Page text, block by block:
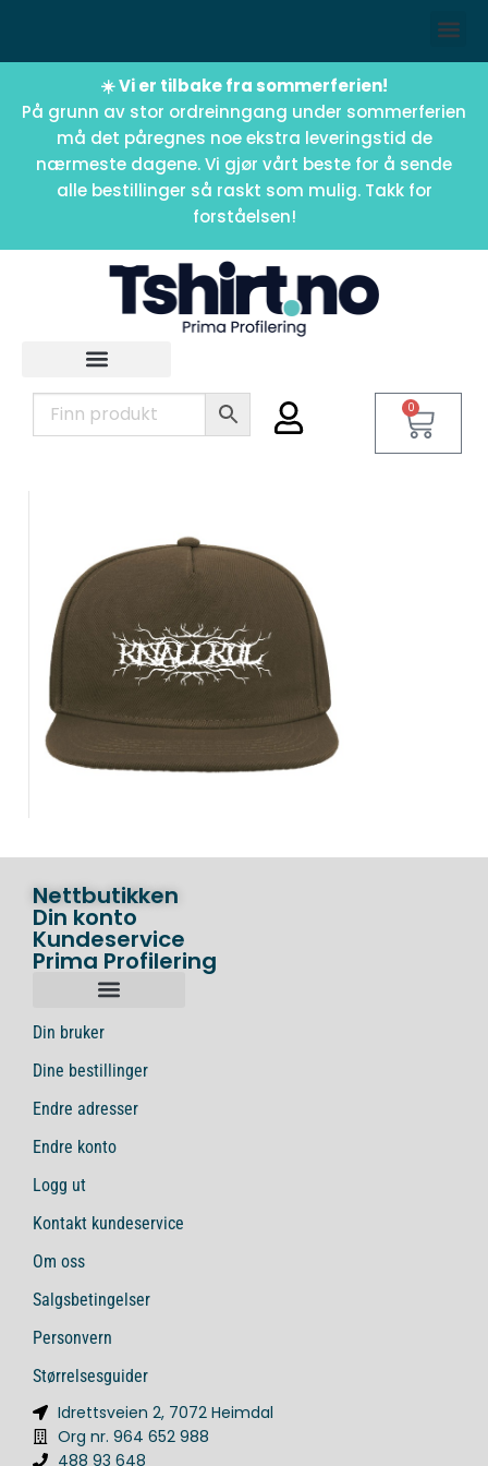
☀️ Vi er tilbake fra sommerferien!
På grunn av stor ordreinngang under sommerferien
må det påregnes noe ekstra leveringstid de
nærmeste dagene. Vi gjør vårt beste for å sende
alle bestillinger så raskt som mulig. Takk for
forståelsen!
0
Nettbutikken
Din konto
Kundeservice
Prima Profilering
Din bruker
Dine bestillinger
Endre adresser
Endre konto
Logg ut
Kontakt kundeservice
Om oss
Salgsbetingelser
Personvern
Størrelsesguider
Idrettsveien 2, 7072 Heimdal
Org nr. 964 652 988
488 93 648